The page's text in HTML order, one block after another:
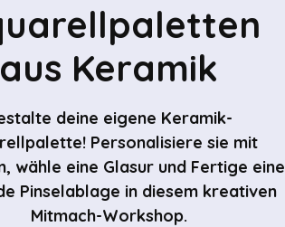
aus Keramik
deine eigene Keramik-
Personalisiere sie mit
wähle eine Glasur und Fertige eine
Pinselablage in diesem kreativen
Mitmach-Workshop.